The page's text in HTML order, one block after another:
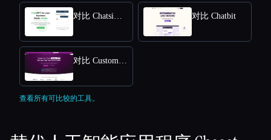
对比 Chatsimple 对比 Chatbit
对比 CustomGPT
查看所有可比较的工具。